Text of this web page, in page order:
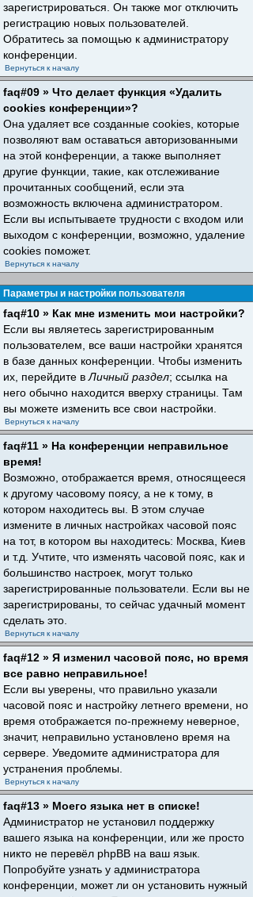
зарегистрироваться. Он также мог отключить
регистрацию новых пользователей.
Обратитесь за помощью к администратору
конференции.
Вернуться к началу
faq#09 » Что делает функция «Удалить
cookies конференции»?
Она удаляет все созданные cookies, которые
позволяют вам оставаться авторизованными
на этой конференции, а также выполняет
другие функции, такие, как отслеживание
прочитанных сообщений, если эта
возможность включена администратором.
Если вы испытываете трудности с входом или
выходом с конференции, возможно, удаление
cookies поможет.
Вернуться к началу
Параметры и настройки пользователя
faq#10 » Как мне изменить мои настройки?
Если вы являетесь зарегистрированным
пользователем, все ваши настройки хранятся
в базе данных конференции. Чтобы изменить
их, перейдите в Личный раздел; ссылка на
него обычно находится вверху страницы. Там
вы можете изменить все свои настройки.
Вернуться к началу
faq#11 » На конференции неправильное
время!
Возможно, отображается время, относящееся
к другому часовому поясу, а не к тому, в
котором находитесь вы. В этом случае
измените в личных настройках часовой пояс
на тот, в котором вы находитесь: Москва, Киев
и т.д. Учтите, что изменять часовой пояс, как и
большинство настроек, могут только
зарегистрированные пользователи. Если вы не
зарегистрированы, то сейчас удачный момент
сделать это.
Вернуться к началу
faq#12 » Я изменил часовой пояс, но время
все равно неправильное!
Если вы уверены, что правильно указали
часовой пояс и настройку летнего времени, но
время отображается по-прежнему неверное,
значит, неправильно установлено время на
сервере. Уведомите администратора для
устранения проблемы.
Вернуться к началу
faq#13 » Моего языка нет в списке!
Администратор не установил поддержку
вашего языка на конференции, или же просто
никто не перевёл phpBB на ваш язык.
Попробуйте узнать у администратора
конференции, может ли он установить нужный